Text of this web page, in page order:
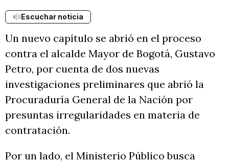
Escuchar noticia
Un nuevo capítulo se abrió en el proceso
contra el alcalde Mayor de Bogotá, Gustavo
Petro, por cuenta de dos nuevas
investigaciones preliminares que abrió la
Procuraduría General de la Nación por
presuntas irregularidades en materia de
contratación.
Por un lado, el Ministerio Público busca